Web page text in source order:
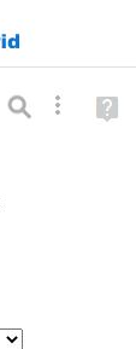
BúsquedaAyuda
(en